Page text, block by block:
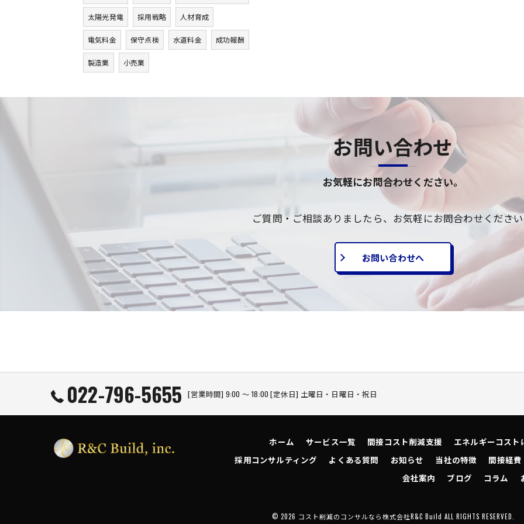
太陽光発電 採用戦略 人材育成
電気料金 保守点検 水道料金 成功報酬
製造業 小売業
お気軽にお問合わせください。
お問い合わせ
ご質問・ご相談ありましたら、お気軽にお問合わせくださ
お問い合わせへ
022-796-5655 [営業時間] 9:00 ～ 18:00 [定休日] 土曜日・日曜日・祝日
ホーム サービス一覧 間接コスト削減支援
エネルギーコスト
採用コンサルティング
よくある質問 お知らせ 当社の特徴
間接経費
会社案内
ブログ コラム
© 2026 コスト削減のコンサルなら株式会社R&C Build ALL RIGHTS RESERVED.